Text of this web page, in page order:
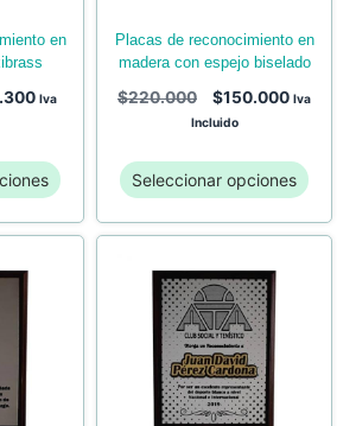
Iva
placas de reconocimiento en
madera con espejo biselado
$220.000 $150.000 Iva
Incluido
Seleccionar opciones